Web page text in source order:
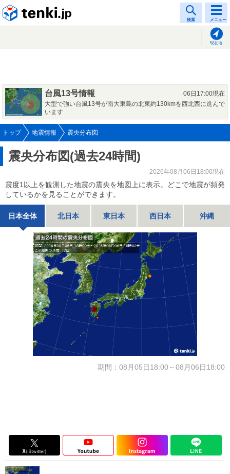
検索 メニュー
現在地
台風13号情報
06日17:00現在
大型で強い台風13号が南大東島の北東約130kmを西北西に進んで
います
トップ 地震情報 震央分布図
震央分布図(過去24時間)
2026年08月06日18:00現在
震度1以上を観測した地震の震央を地図上に表示。どこで地震が頻発
しているかを見ることができます。
日本全体 北日本 東日本 西日本 沖縄
期間：08月05日18:00～08月06日18:00